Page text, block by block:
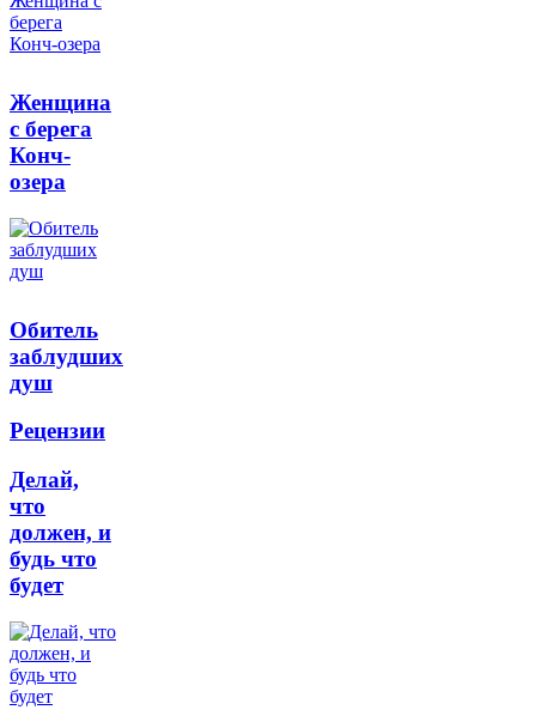
Женщина
с берега
Конч-
озера
Обитель
заблудших
душ
Рецензии
Делай,
что
должен, и
будь что
будет